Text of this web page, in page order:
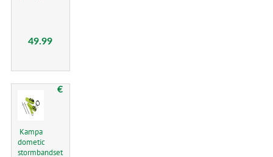
49.99
Kampa
dometic
stormbandset
€